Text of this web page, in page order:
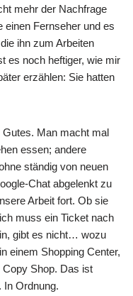
mehr der Nachfrage
einen Fernseher und es
ihn zum Arbeiten
es noch heftiger, wie mir
erzählen: Sie hatten
Man macht mal
essen; andere
ständig von neuen
Chat abgelenkt zu
Arbeit fort. Ob sie
muss ein Ticket nach
gibt es nicht… wozu
einem Shopping Center,
Copy Shop. Das ist
In Ordnung.